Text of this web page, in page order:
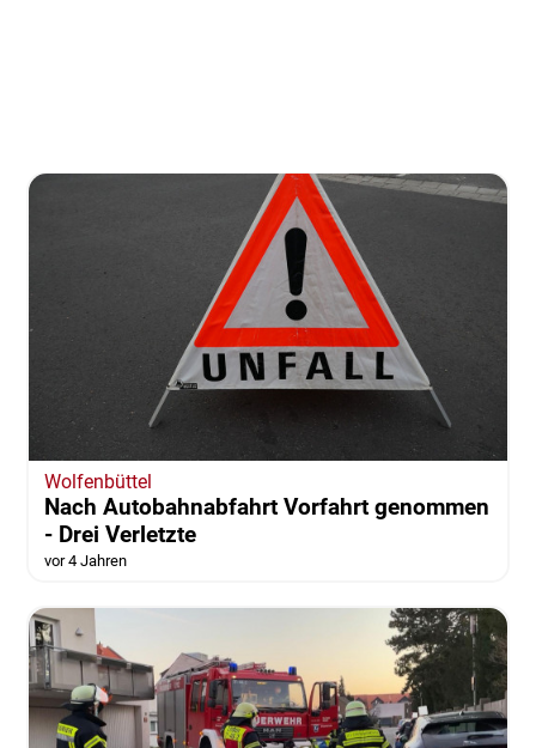
Wolfenbüttel
Nach Autobahnabfahrt Vorfahrt genommen
- Drei Verletzte
vor 4 Jahren